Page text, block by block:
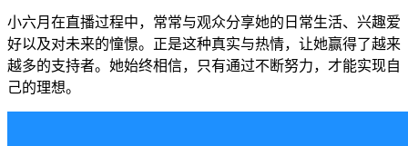
小六月在直播过程中，常常与观众分享她的日常生活、兴趣爱
好以及对未来的憧憬。正是这种真实与热情，让她赢得了越来
越多的支持者。她始终相信，只有通过不断努力，才能实现自
己的理想。